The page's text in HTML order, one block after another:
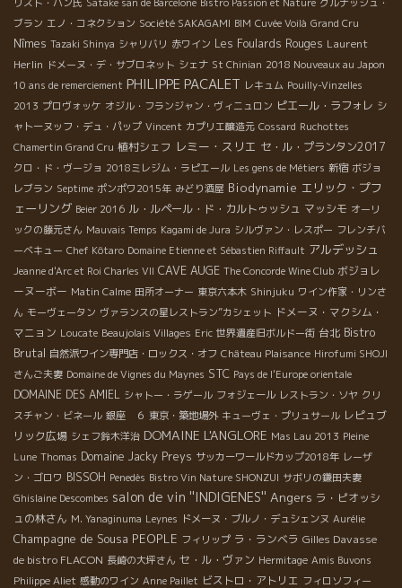
ブラン エノ・コネクション Société SAKAGAMI BIM Cuvée Voilà Grand Cru
Nîmes Tazaki Shinya シャリバリ 赤ワイン Les Foulards Rouges Laurent
Herlin ドメーヌ・デ・サブロネット シェナ St Chinian 2018 Nouveaux au Japon
10 ans de remerciement PHILIPPE PACALET レキュム Pouilly-Vinzelles
2013 プロヴォッケ オジル・フランジャン・ヴィニュロン ピエール・ラフォレ シ
ャトーヌッフ・デュ・パップ Vincent カプリエ醸造元 Cossard Ruchottes
Chamertin Grand Cru 植村シェフ レミー・スリエ セ・ル・プランタン2017
クロ・ド・ヴージョ 2018ミレジム・ラピエール Les gens de Métiers 新宿 ボジョ
レブラン Septime ポンポワ2015年 みどり酒屋 Biodynamie エリック・プフ
ェーリング Beier 2016 ル・ルペール・ド・カルトゥッシュ マッシモ オーリ
ックの藤元さん Mauvais Temps Kagami de Jura シルヴァン・レスポー フレンチバ
ーベキュー Chef Kôtaro Domaine Etienne et Sébastien Riffault アルデッシュ
Jeanne d'Arc et Roi Charles VII CAVE AUGE The Concorde Wine Club ボジョレ
ーヌーボー Matin Calme 田所オーナー 東京六本木 Shinjuku ワイン作家・リンさ
ん モーヴェータン ヴァランスの星レストラン”カシェット ドメーヌ・マクシム・
マニョン Loucate Beaujolais Villages Eric 世界遺産旧ボルドー街 台北 Bistro
Brutal 自然派ワイン専門店・ロックス・オフ Château Plaisance Hirofumi SHOJI
さんご夫妻 Domaine de Vignes du Maynes STC Pays de l'Europe orientale
DOMAINE DES AMIEL シャトー・ラゲール フォジェール レストラン・ソヤ クリ
スチャン・ビネール 銀座 ６ 東京・築地場外 キューヴェ・プリュサール レピュブ
リック広場 シェフ鈴木洋治 DOMAINE L'ANGLORE Mas Lau 2013 Pleine
Lune Thomas Domaine Jacky Preys サッカーワールドカップ2018年 レーザ
ン・ゴロワ BISSOH Penedès Bistro Vin Nature SHONZUI サボリの鎌田夫妻
Ghislaine Descombes salon de vin ''INDIGENES'' Angers ラ・ピオッシ
ュの林さん M. Yanaginuma Leynes ドメーヌ・ブルノ・デュシェンヌ Aurélie
Champagne de Sousa PEOPLE フィリップ ラ・ランベラ Gilles Davasse
de bistro FLACON 長崎の大坪さん セ・ル・ヴァン Hermitage Amis Buvons
Philippe Aliet 感動のワイン Anne Paillet ビストロ・アトリエ フィロソフィー